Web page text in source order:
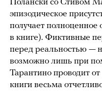
Полански со Стивом
эпизодическое
получает
в книге). Фиктивные
перед реальностью —
возможно лишь при
Тарантино проводит
книги весьма